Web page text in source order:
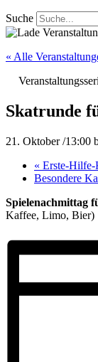
Suche
« Alle
Skatrunde
21. Oktober /13:00
« Erste-Hilfe-
Besondere
Spielenachmittag
Kaffee, Limo, Bier)